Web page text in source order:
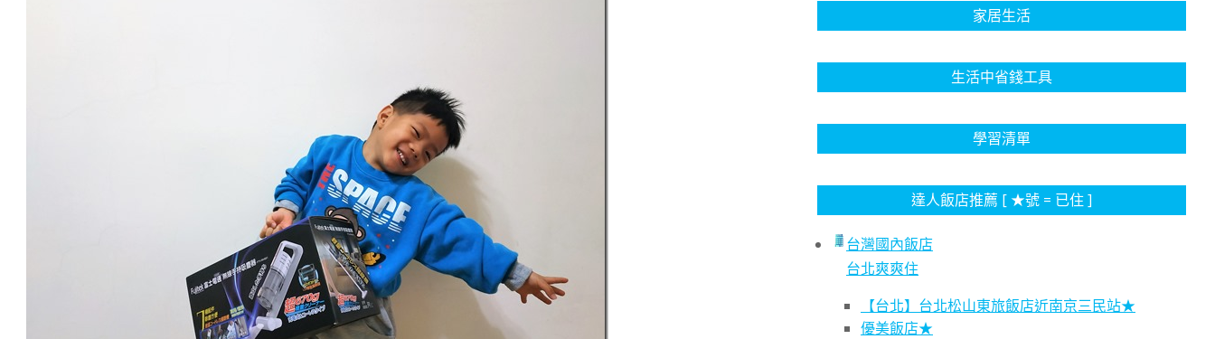
家居生活
生活中省錢工具
學習清單
達人飯店推薦 [ ★號 = 已住 ]
台灣國內飯店
台北爽爽住
【台北】台北松山東旅飯店近南京三民站★
優美飯店★